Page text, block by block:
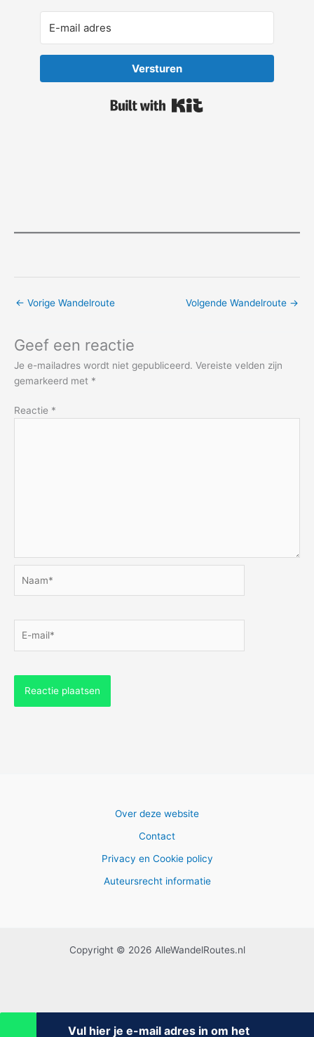
Versturen
← Vorige Wandelroute Volgende Wandelroute →
Geef een reactie
Je e-mailadres wordt niet gepubliceerd. Vereiste velden zijn
gemarkeerd met *
Reactie *
mail*
Over deze website
Contact
Privacy en Cookie policy
Auteursrecht informatie
Copyright © 2026 AlleWandelRoutes.nl
Vul hier je e-mail adres in om het